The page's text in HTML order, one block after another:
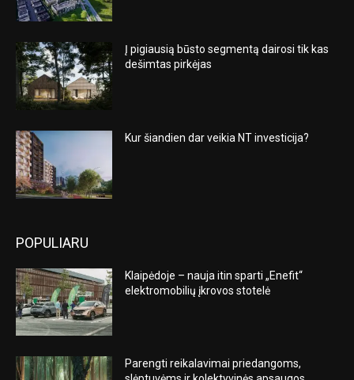
Į pigiausią būsto segmentą dairosi tik kas
dešimtas pirkėjas
Kur šiandien dar veikia NT investicija?
POPULIARU
Klaipėdoje – nauja itin sparti „Enefit“
elektromobilių įkrovos stotelė
Parengti reikalavimai priedangoms,